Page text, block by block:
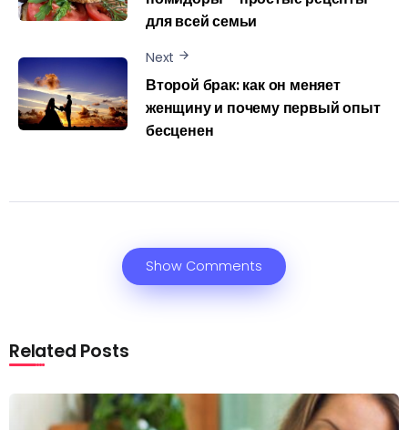
для всей семьи
Next
Второй брак: как он меняет
женщину и почему первый опыт
бесценен
Show Comments
Related Posts